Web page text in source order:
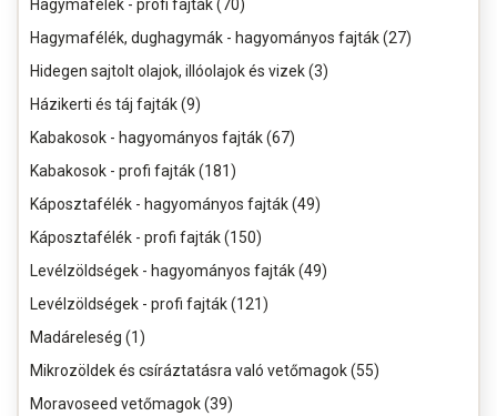
Hagymafélék - profi fajták (70)
Hagymafélék, dughagymák - hagyományos fajták (27)
Hidegen sajtolt olajok, illóolajok és vizek (3)
Házikerti és táj fajták (9)
Kabakosok - hagyományos fajták (67)
Kabakosok - profi fajták (181)
Káposztafélék - hagyományos fajták (49)
Káposztafélék - profi fajták (150)
Levélzöldségek - hagyományos fajták (49)
Levélzöldségek - profi fajták (121)
Madáreleség (1)
Mikrozöldek és csíráztatásra való vetőmagok (55)
Moravoseed vetőmagok (39)